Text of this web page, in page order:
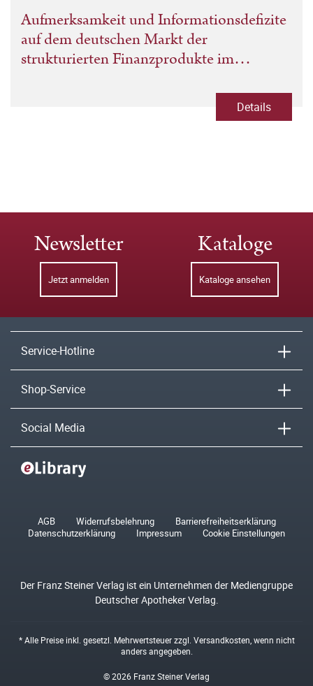
Aufmerksamkeit und Informationsdefizite
auf dem deutschen Markt der
strukturierten Finanzprodukte im
Details
Newsletter
Jetzt anmelden
Kataloge
Kataloge ansehen
Service-Hotline
Shop-Service
Social Media
AGB Widerrufsbelehrung
Barrierefreiheitserklärung
Datenschutzerklärung
Impressum Cookie Einstellungen
Der Franz Steiner Verlag ist ein Unternehmen der Mediengruppe
Deutscher Apotheker Verlag.
* Alle Preise inkl. gesetzl. Mehrwertsteuer zzgl. Versandkosten , wenn nicht
anders angegeben.
© 2026 Franz Steiner Verlag